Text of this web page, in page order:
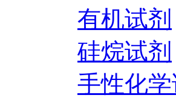
有机试剂
硅烷试剂
手性化学